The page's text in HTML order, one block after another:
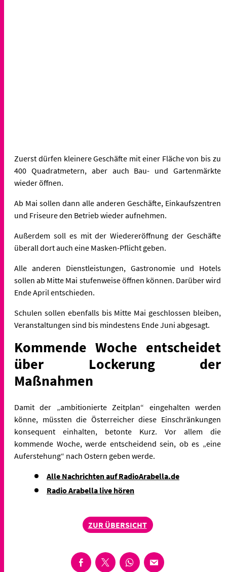
Zuerst dürfen kleinere Geschäfte mit einer Fläche von bis zu
400 Quadratmetern, aber auch Bau- und Gartenmärkte
wieder öffnen.
Ab Mai sollen dann alle anderen Geschäfte, Einkaufszentren
und Friseure den Betrieb wieder aufnehmen.
Außerdem soll es mit der Wiedereröffnung der Geschäfte
überall dort auch eine Masken-Pflicht geben.
Alle anderen Dienstleistungen, Gastronomie und Hotels
sollen ab Mitte Mai stufenweiseöffnen können. Darüber wird
Ende April entschieden.
Schulen sollen ebenfalls bis Mitte Mai geschlossen bleiben,
Veranstaltungen sind bis mindestens Ende Juni abgesagt.
Kommende Woche entscheidet
über Lockerung der
Maßnahmen
Damit der „ambitionierte Zeitplan“ eingehalten werden
könne, müssten die Österreicher diese Einschränkungen
konsequent einhalten, betonte Kurz. Vor allem die
kommende Woche, werde entscheidend sein, ob es „eine
Auferstehung“ nach Ostern geben werde.
Alle Nachrichten auf RadioArabella.de
Radio Arabella live hören
ZUR ÜBERSICHT